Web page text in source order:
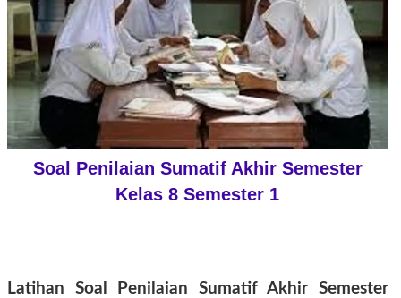
Soal Penilaian Sumatif Akhir Semester
Kelas 8 Semester 1
Latihan Soal Penilaian Sumatif Akhir Semester